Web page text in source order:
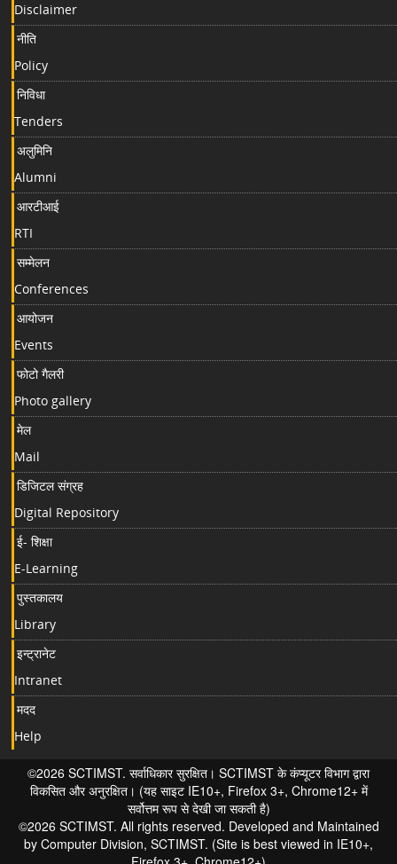
Disclaimer
नीति
Policy
निविधा
Tenders
अलुमिनि
Alumni
आरटीआई
RTI
सम्मेलन
Conferences
आयोजन
Events
फोटो गैलरी
Photo gallery
मेल
Mail
डिजिटल संग्रह
Digital Repository
ई- शिक्षा
E-Learning
पुस्तकालय
Library
इन्ट्रानेट
Intranet
मदद
Help
©2026 SCTIMST. सर्वाधिकार सुरक्षित। SCTIMST के कंप्यूटर विभाग द्वारा
विकसित और अनुरक्षित। (यह साइट IE10+, Firefox 3+, Chrome12+ में
सर्वोत्तम रूप से देखी जा सकती है)
©2026 SCTIMST. All rights reserved. Developed and Maintained
by Computer Division, SCTIMST. (Site is best viewed in IE10+,